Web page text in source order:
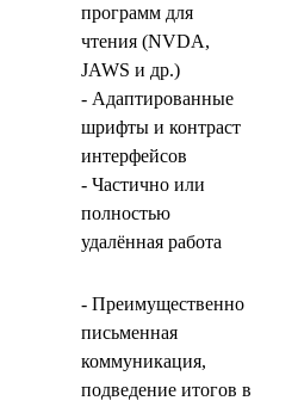
программ для
чтения (NVDA,
JAWS и др.)
- Адаптированные
шрифты и контраст
интерфейсов
- Частично или
полностью
удалённая работа
- Преимущественно
письменная
коммуникация,
подведение итогов в